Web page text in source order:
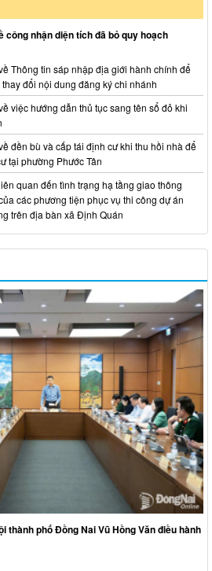
công nhận diện tích đã bỏ quy hoạch
Thông tin sáp nhập địa giới hành chính để
đổi nội dung đăng ký chi nhánh
việc hướng dẫn thủ tục sang tên sổ đỏ khi
đền bù và cấp tái định cư khi thu hồi nhà để
tại phường Phước Tân
quan đến tình trạng hạ tầng giao thông
các phương tiện phục vụ thi công dự án
trên địa bàn xã Định Quán
thành phố Đồng Nai Vũ Hồng Văn điều hành